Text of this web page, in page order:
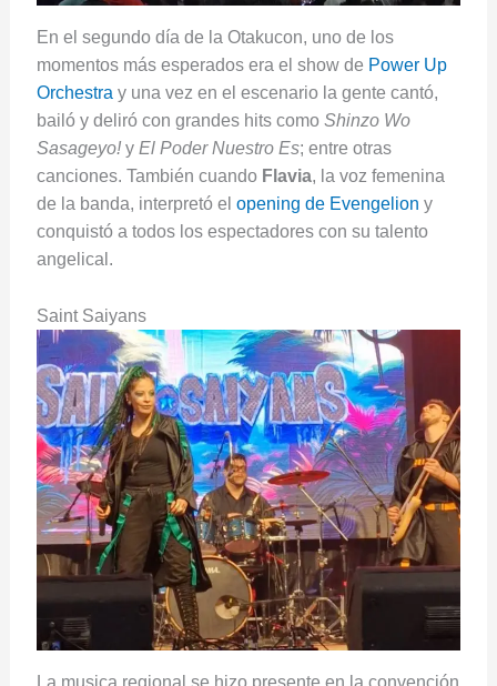
En el segundo día de la Otakucon, uno de los
momentos más esperados era el show de Power Up
Orchestray una vez en el escenario la gente cantó,
bailó y deliró con grandes hits como Shinzo Wo
Sasageyo!y El Poder Nuestro Es; entre otras
canciones. También cuando Flavia, la voz femenina
de la banda, interpretó el opening de Evengelion y
conquistó a todos los espectadores con su talento
angelical.
Saint Saiyans
La musica regional se hizo presente en la convención